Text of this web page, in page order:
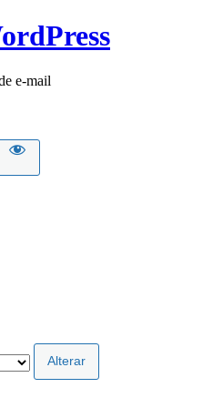
e-mail